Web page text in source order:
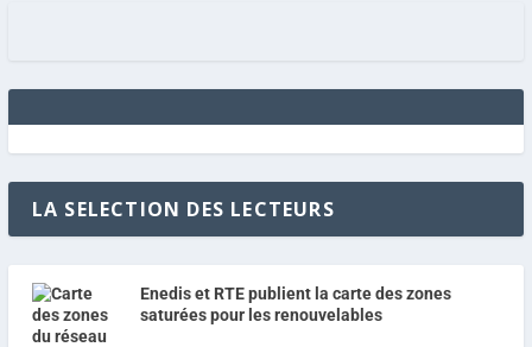
LA SELECTION DES LECTEURS
Enedis et RTE publient la carte des zones
saturées pour les renouvelables